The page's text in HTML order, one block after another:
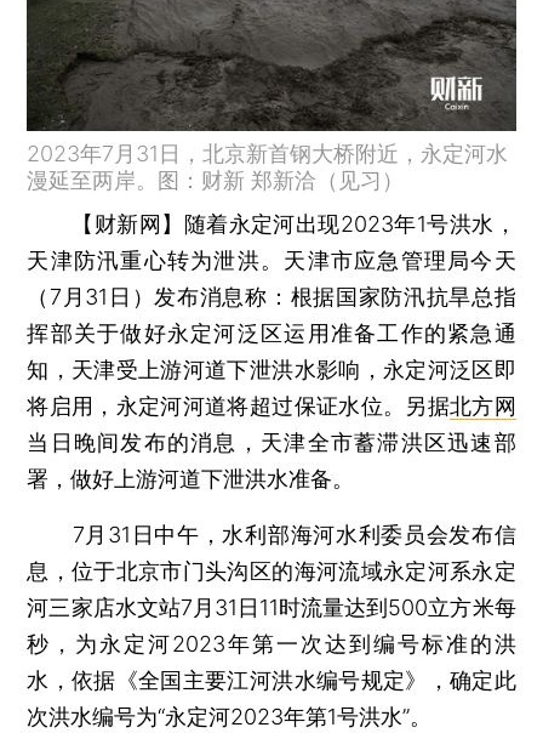
2023年7月31日，北京新首钢大桥附近，永定河水
漫延至两岸。图：财新 郑新洽（见习）
【财新网】 随着永定河出现2023年1号洪水，
天津防汛重心转为泄洪。天津市应急管理局今天
（7月31日）发布消息称：根据国家防汛抗旱总指
挥部关于做好永定河泛区运用准备工作的紧急通
知，天津受上游河道下泄洪水影响，永定河泛区即
将启用，永定河河道将超过保证水位。另据北方网
当日晚间发布的消息，天津全市蓄滞洪区迅速部
署，做好上游河道下泄洪水准备。
7月31日中午，水利部海河水利委员会发布信
息，位于北京市门头沟区的海河流域永定河系永定
河三家店水文站7月31日11时流量达到500立方米每
秒，为永定河2023年第一次达到编号标准的洪
水，依据《全国主要江河洪水编号规定》，确定此
次洪水编号为“永定河2023年第1号洪水”。